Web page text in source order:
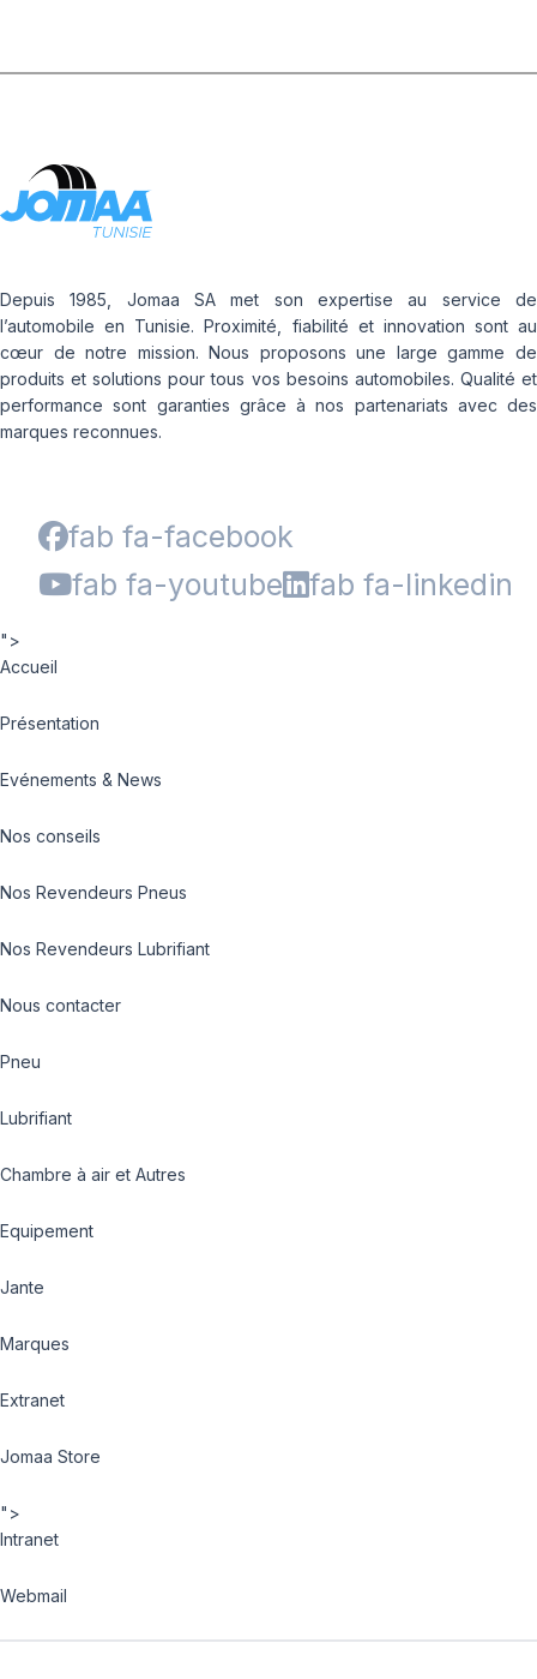
Depuis 1985, Jomaa SA met son expertise au service de
l’automobile en Tunisie. Proximité, fiabilité et innovation sont au
cœur de notre mission. Nous proposons une large gamme de
produits et solutions pour tous vos besoins automobiles. Qualité et
performance sont garanties grâce à nos partenariats avec des
marques reconnues.
fab fa-facebook
fab fa-youtube
fab fa-linkedin
">
Accueil
Présentation
Evénements & News
Nos conseils
Nos Revendeurs Pneus
Nos Revendeurs Lubrifiant
Nous contacter
Pneu
Lubrifiant
Chambre à air et Autres
Equipement
Jante
Marques
Extranet
Jomaa Store
">
Intranet
Webmail